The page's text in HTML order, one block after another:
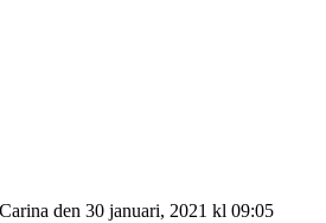
Carina den 30 januari, 2021 kl 09:05